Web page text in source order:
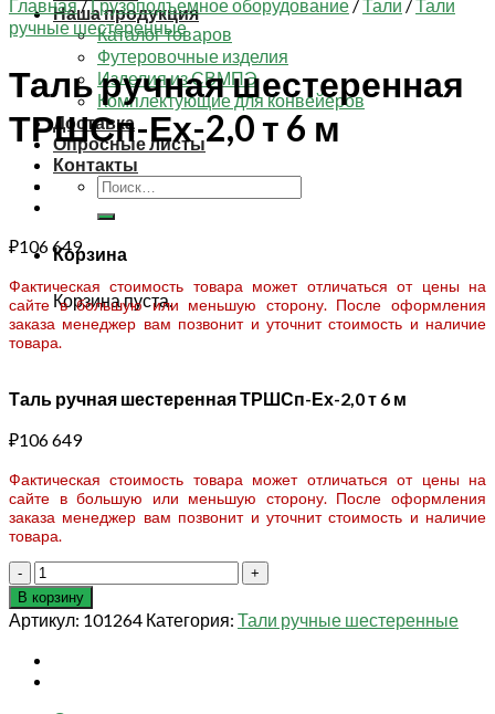
Наша продукция
Каталог товаров
Футеровочные изделия
Изделия из СВМПЭ
Комплектующие для конвейеров
Доставка
Опросные листы
Контакты
Искать:
Корзина
Корзина пуста.
Главная/Грузоподъемное оборудование /Тали /Тали
ручные шестеренные
Таль ручная шестеренная
ТРШСп-Ех-2,0 т 6 м
₽106 649
Фактическая стоимость товара может отличаться от цены на
сайте в большую или меньшую сторону. После оформления
заказа менеджер вам позвонит и уточнит стоимость и наличие
товара.
Таль ручная шестеренная ТРШСп-Ех-2,0 т 6 м
₽106 649
Фактическая стоимость товара может отличаться от цены на
сайте в большую или меньшую сторону. После оформления
заказа менеджер вам позвонит и уточнит стоимость и наличие
товара.
Количество
товара
Таль
ручная
шестеренная
ТРШСп-
В корзину
Артикул: 101264 Категория: Тали ручные шестеренные